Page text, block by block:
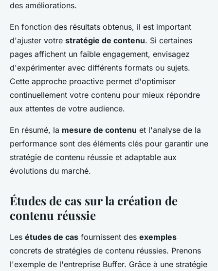
des améliorations.
En fonction des résultats obtenus, il est important
d'ajuster votre stratégie de contenu. Si certaines
pages affichent un faible engagement, envisagez
d'expérimenter avec différents formats ou sujets.
Cette approche proactive permet d'optimiser
continuellement votre contenu pour mieux répondre
aux attentes de votre audience.
En résumé, la mesure de contenu et l'analyse de la
performance sont des éléments clés pour garantir une
stratégie de contenu réussie et adaptable aux
évolutions du marché.
Études de cas sur la création de
contenu réussie
Les études de cas fournissent des exemples
concrets de stratégies de contenu réussies. Prenons
l'exemple de l'entreprise Buffer. Grâce à une stratégie